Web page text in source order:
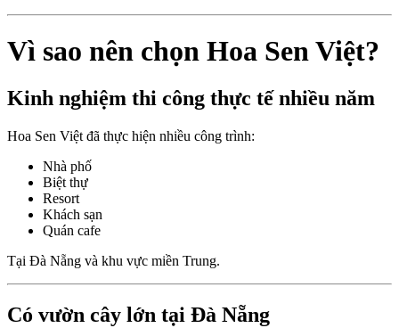
Vì sao nên chọn Hoa Sen Việt?
Kinh nghiệm thi công thực tế nhiều năm
Hoa Sen Việt đã thực hiện nhiều công trình:
Nhà phố
Biệt thự
Resort
Khách sạn
Quán cafe
Tại Đà Nẵng và khu vực miền Trung.
Có vườn cây lớn tại Đà Nẵng